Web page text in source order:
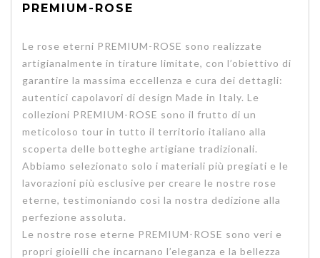
PREMIUM-ROSE
Le rose eterni PREMIUM-ROSE sono realizzate
artigianalmente in tirature limitate, con l’obiettivo di
garantire la massima eccellenza e cura dei dettagli:
autentici capolavori di design Made in Italy. Le
collezioni PREMIUM-ROSE sono il frutto di un
meticoloso tour in tutto il territorio italiano alla
scoperta delle botteghe artigiane tradizionali.
Abbiamo selezionato solo i materiali più pregiati e le
lavorazioni più esclusive per creare le nostre rose
eterne, testimoniando così la nostra dedizione alla
perfezione assoluta.
Le nostre rose eterne PREMIUM-ROSE sono veri e
propri gioielli che incarnano l’eleganza e la bellezza